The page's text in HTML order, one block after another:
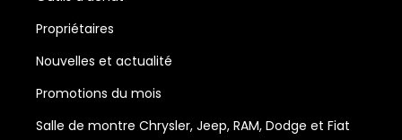
Propriétaires
Nouvelles et actualité
Promotions du mois
Salle de montre Chrysler, Jeep, RAM, Dodge et Fiat